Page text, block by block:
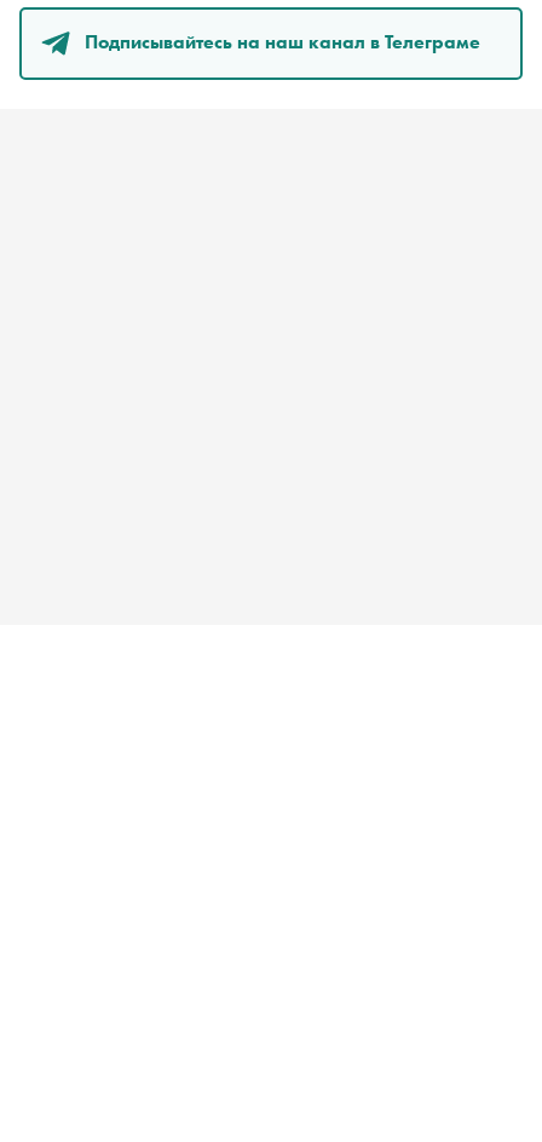
Подписывайтесь на наш канал в Телеграме